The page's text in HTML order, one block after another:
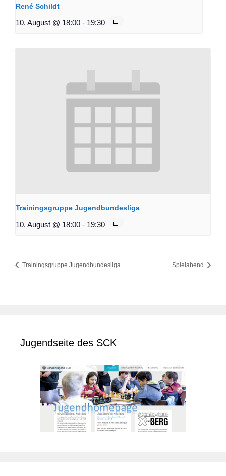
René Schildt
10. August @ 18:00 - 19:30
Trainingsgruppe Jugendbundesliga
10. August @ 18:00 - 19:30
Trainingsgruppe Jugendbundesliga Spielabend
Jugendseite des SCK